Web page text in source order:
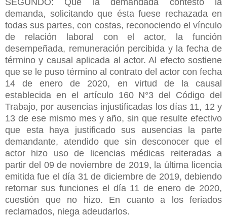
demanda, solicitando que ésta fuese rechazada en
todas sus partes, con costas, reconociendo el vínculo
de relación laboral con el actor, la función
desempeñada, remuneración percibida y la fecha de
término y causal aplicada al actor. Al efecto sostiene
que se le puso término al contrato del actor con fecha
14 de enero de 2020, en virtud de la causal
establecida en el artículo 160 N°3 del Código del
Trabajo, por ausencias injustificadas los días 11, 12 y
13 de ese mismo mes y año, sin que resulte efectivo
que esta haya justificado sus ausencias la parte
demandante, atendido que sin desconocer que el
actor hizo uso de licencias médicas reiteradas a
partir del 09 de noviembre de 2019, la última licencia
emitida fue el día 31 de diciembre de 2019, debiendo
retornar sus funciones el día 11 de enero de 2020,
cuestión que no hizo. En cuanto a los feriados
reclamados, niega adeudarlos.